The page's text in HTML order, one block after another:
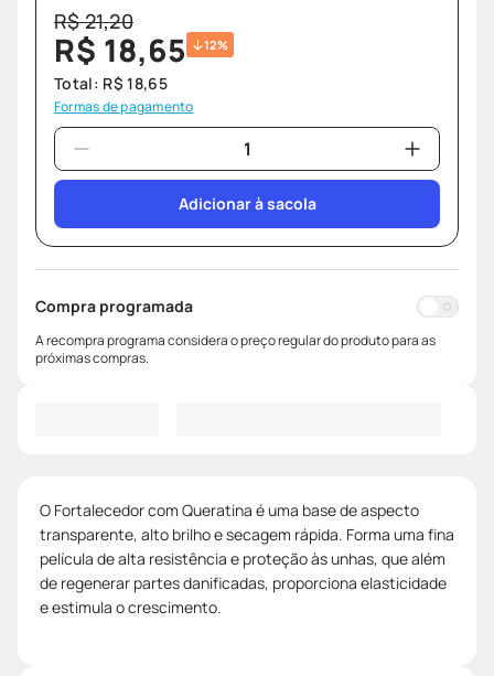
R$21,20
R$ 18,65 12%
Total: R$ 18,65
Formas de pagamento
Adicionar à sacola
Compra programada
A recompra programa considera o preço regular do produto para as
próximas compras.
O Fortalecedor com Queratina é uma base de aspecto
transparente, alto brilho e secagem rápida. Forma uma fina
película de alta resistência e proteção às unhas, que além
de regenerar partes danificadas, proporciona elasticidade
e estimula o crescimento.